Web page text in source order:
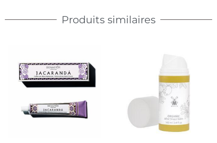
Produits similaires